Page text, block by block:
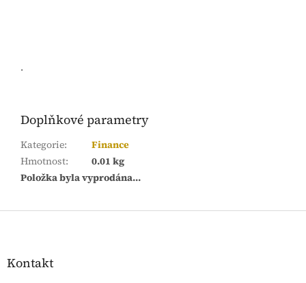
.
Doplňkové parametry
Kategorie:
Finance
Hmotnost:
0.01 kg
Položka byla vyprodána…
Z
Kontakt